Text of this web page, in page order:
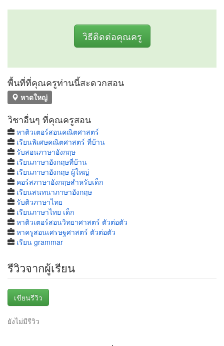
วิธีติดต่อคุณครู
พื้นที่ที่คุณครูท่านนี้สะดวกสอน
หาดใหญ่
วิชาอื่นๆ ที่คุณครูสอน
หาติวเตอร์สอนคณิตศาสตร์
เรียนพิเศษคณิตศาสตร์ ที่บ้าน
รับสอนภาษาอังกฤษ
เรียนภาษาอังกฤษที่บ้าน
เรียนภาษาอังกฤษ ผู้ใหญ่
คอร์สภาษาอังกฤษสำหรับเด็ก
เรียนสนทนาภาษาอังกฤษ
รับติวภาษาไทย
เรียนภาษาไทย เด็ก
หาติวเตอร์สอนวิทยาศาสตร์ ตัวต่อตัว
หาครูสอนเศรษฐศาสตร์ ตัวต่อตัว
เรียน grammar
รีวิวจากผู้เรียน
เขียนรีวิว
ยังไม่มีรีวิว